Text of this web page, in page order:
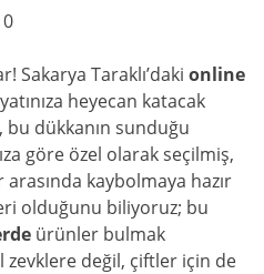
0
Sakarya Taraklı’daki online
heyecan katacak
dükkanın sunduğu
göre özel olarak seçilmiş,
kaybolmaya hazır
olduğunu biliyoruz; bu
ürünler bulmak
zevklere değil, çiftler için de